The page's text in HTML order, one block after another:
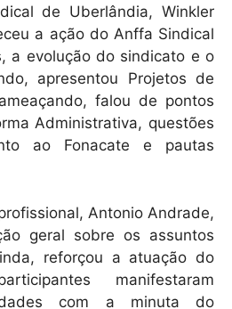
de Uberlândia, Winkler
a ação do Anffa Sindical
a evolução do sindicato e o
apresentou Projetos de
falou de pontos
Administrativa, questões
ao Fonacate e pautas
Antonio Andrade,
geral sobre os assuntos
reforçou a atuação do
manifestaram
com a minuta do